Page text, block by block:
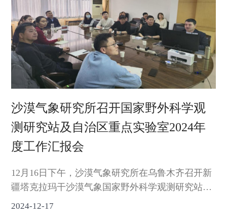
沙漠气象研究所召开国家野外科学观
测研究站及自治区重点实验室2024年
度工作汇报会
12月16日下午，沙漠气象研究所在乌鲁木齐召开新
疆塔克拉玛干沙漠气象国家野外科学观测研究站及
新疆沙漠气象及沙尘暴重点实验室2024年度工作汇
2024-12-17